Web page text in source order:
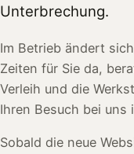
Unterbrechung.
Im Betrieb ändert
Zeiten für Sie da,
Verleih und die
Ihren Besuch bei uns
Sobald die neue